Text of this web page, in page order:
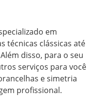
em
técnicas clássicas até
disso, para o seu
serviços para você
e simetria
profissional.